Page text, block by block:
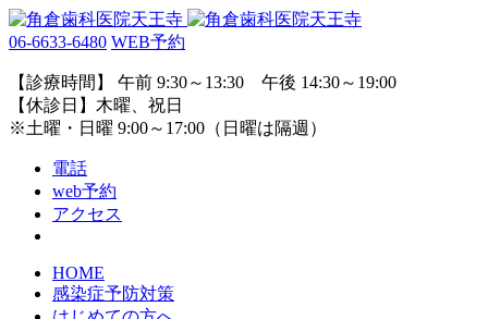
06-6633-6480 WEB予約
【診療時間】 午前 9:30～13:30 午後 14:30～19:00
【休診日】木曜、祝日
※土曜・日曜 9:00～17:00（日曜は隔週）
電話
web予約
アクセス
HOME
感染症予防対策